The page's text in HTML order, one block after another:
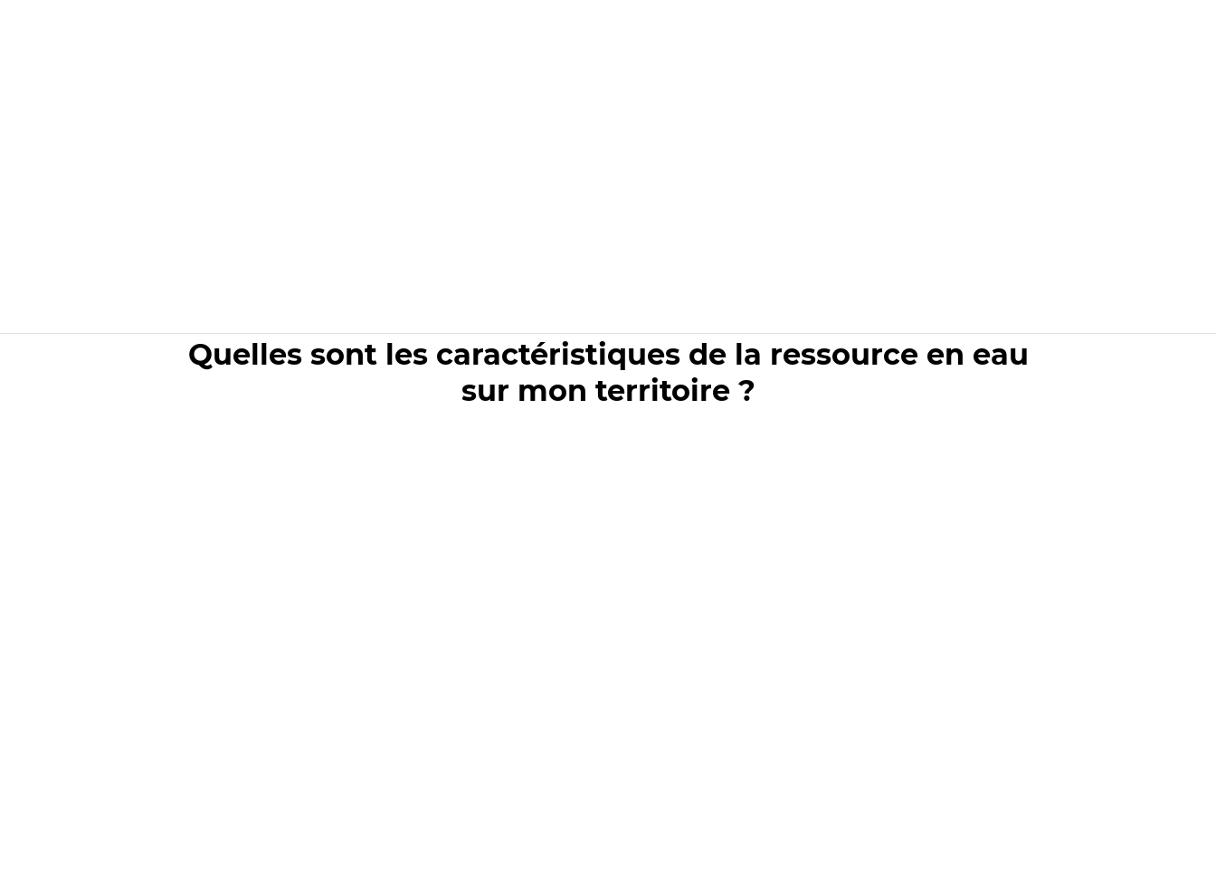
Quelles sont les caractéristiques de la ressource en eau
sur mon territoire ?